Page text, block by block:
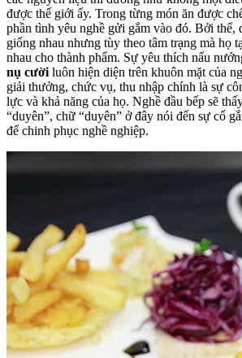
được thế giới ấy. Trong từng món ăn được
phần tình yêu nghề gửi gắm vào đó. Bởi thế,
giống nhau nhưng tùy theo tâm trạng mà họ
nhau cho thành phẩm. Sự yêu thích nấu
nụ cười luôn hiện diện trên khuôn mặt của
giải thưởng, chức vụ, thu nhập chính là sự
lực và khả năng của họ. Nghề đầu bếp sẽ
“duyên”, chữ “duyên” ở đây nói đến sự cố
để chinh phục nghề nghiệp.